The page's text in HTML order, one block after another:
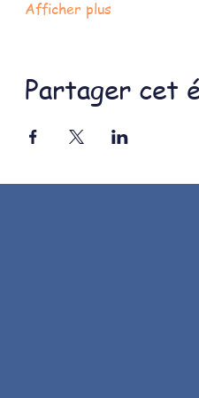
Afficher plus
Partager cet